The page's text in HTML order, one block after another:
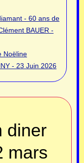
- 60 ans de
BAUER -
Noëline
- 23 Juin 2026
diner
mars